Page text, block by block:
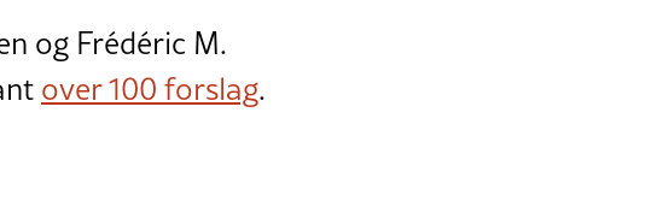
og Frédéric M.
over 100 forslag.